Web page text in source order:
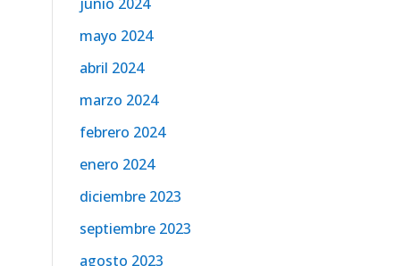
mayo 2024
abril 2024
marzo 2024
febrero 2024
enero 2024
diciembre 2023
septiembre 2023
agosto 2023